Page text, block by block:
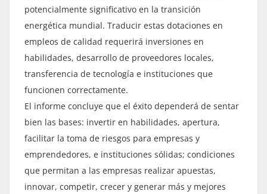
potencialmente significativo en la transición
energética mundial. Traducir estas dotaciones en
empleos de calidad requerirá inversiones en
habilidades, desarrollo de proveedores locales,
transferencia de tecnología e instituciones que
funcionen correctamente.
El informe concluye que el éxito dependerá de sentar
bien las bases: invertir en habilidades, apertura,
facilitar la toma de riesgos para empresas y
emprendedores, e instituciones sólidas; condiciones
que permitan a las empresas realizar apuestas,
innovar, competir, crecer y generar más y mejores